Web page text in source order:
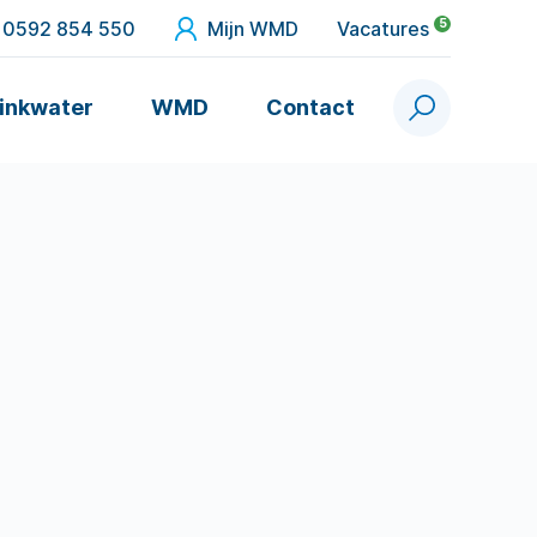
0592 854 550 Mijn WMD Vacatures 5
WMD Contact Zoek